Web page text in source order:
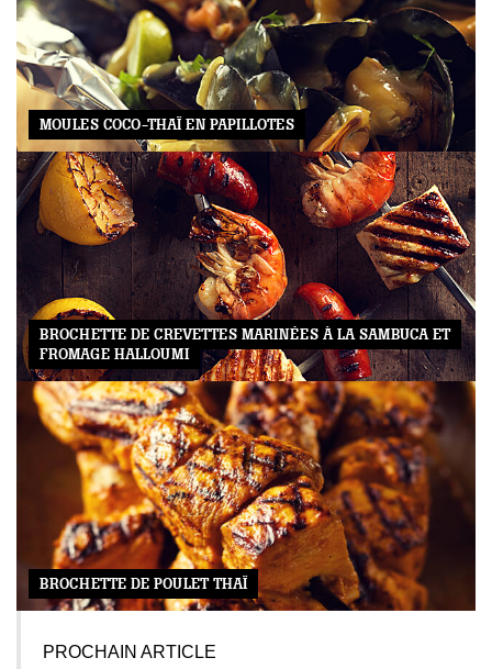
MOULES COCO-THAÏ EN PAPILLOTES
BROCHETTE DE CREVETTES MARINÉES À LA SAMBUCA ET
FROMAGE HALLOUMI
BROCHETTE DE POULET THAÏ
PROCHAIN ARTICLE